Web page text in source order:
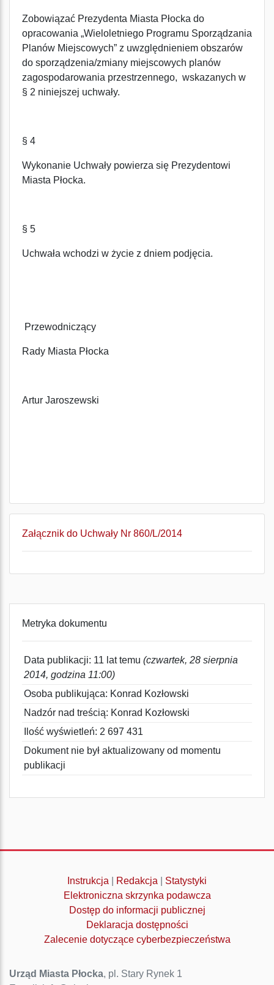
Zobowiązać Prezydenta Miasta Płocka do
opracowania „Wieloletniego Programu Sporządzania
Planów Miejscowych” z uwzględnieniem obszarów
do sporządzenia/zmiany miejscowych planów
zagospodarowania przestrzennego, wskazanych w
§ 2 niniejszej uchwały.
§ 4
Wykonanie Uchwały powierza się Prezydentowi
Miasta Płocka.
§ 5
Uchwała wchodzi w życie z dniem podjęcia.
Przewodniczący
Rady Miasta Płocka
Artur Jaroszewski
Załącznik do Uchwały Nr 860/L/2014
Metryka dokumentu
Data publikacji: 11 lat temu (czwartek, 28 sierpnia
2014, godzina 11:00)
Osoba publikująca: Konrad Kozłowski
Nadzór nad treścią: Konrad Kozłowski
Ilość wyświetleń: 2 697 431
Dokument nie był aktualizowany od momentu
publikacji
Instrukcja Redakcja
Statystyki
Elektroniczna skrzynka podawcza
Dostęp do informacji publicznej
Deklaracja dostępności
Zalecenie dotyczące cyberbezpieczeństwa
Urząd Miasta Płocka, pl. Stary Rynek 1